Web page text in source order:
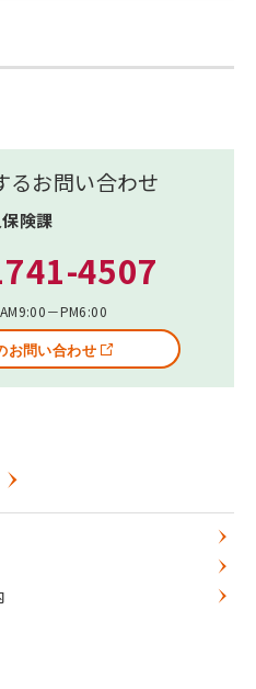
るお問い合わせ
険課
4507
－PM6:00
お問い合わせ